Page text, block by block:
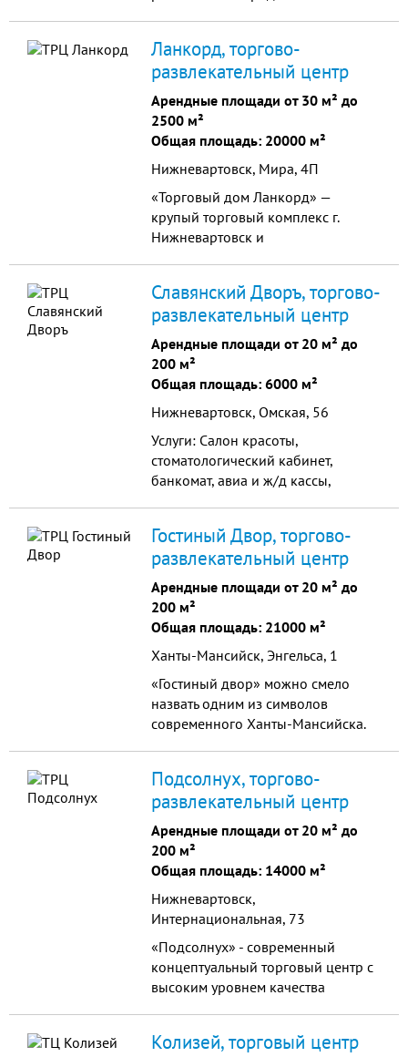
Предлагаем офисные, торговые
помещения, а так же конференц
зал.
Ланкорд, торгово-
развлекательный центр
Арендные площади от 30 м² до
2500 м²
Общая площадь: 20000 м²
Нижневартовск, Мира, 4П
«Торговый дом Ланкорд» —
крупый торговый комплекс г.
Нижневартовск и
кв.м.
Славянский Дворъ, торгово-
развлекательный центр
Арендные площади от 20 м² до
200 м²
Общая площадь: 6000 м²
Нижневартовск, Омская, 56
Услуги: Салон красоты,
стоматологический кабинет,
банкомат, авиа и ж/д кассы,
Гостиный Двор, торгово-
развлекательный центр
Арендные площади от 20 м² до
200 м²
Общая площадь: 21000 м²
Ханты-Мансийск, Энгельса, 1
«Гостиный двор» можно смело
назвать одним из символов
современного Ханты-Мансийска.
центров.
Подсолнух, торгово-
развлекательный центр
Арендные площади от 20 м² до
200 м²
Общая площадь: 14000 м²
Нижневартовск,
Интернациональная, 73
«Подсолнух» - современный
концептуальный торговый центр с
высоким уровнем качества
Нижневартовска и
Колизей, торговый центр